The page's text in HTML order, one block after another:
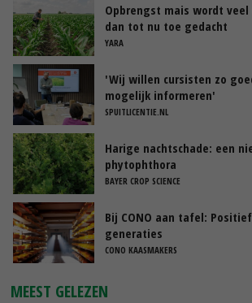
Opbrengst mais wordt veel
dan tot nu toe gedacht
YARA
'Wij willen cursisten zo
mogelijk informeren'
SPUITLICENTIE.NL
Harige nachtschade: een
phytophthora
BAYER CROP SCIENCE
Bij CONO aan tafel:
generaties
CONO KAASMAKERS
MEEST GELEZEN